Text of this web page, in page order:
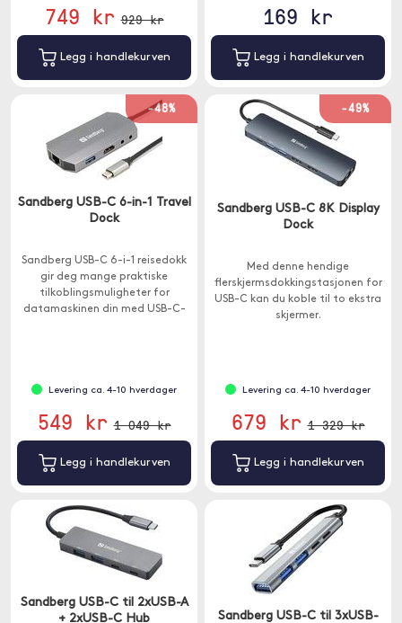
749 kr 929 kr
Legg i handlekurven
169 kr
Legg i handlekurven
-48%
Sandberg USB-C 6-in-1 Travel
Dock
Sandberg USB-C 6-i-1 reisedokk
gir deg mange praktiske
tilkoblingsmuligheter for
datamaskinen din med USB-C-
Levering ca. 4-10 hverdager
549 kr 1 049 kr
Legg i handlekurven
-49%
Sandberg USB-C 8K Display
Dock
Med denne hendige
flerskjermsdokkingstasjonen for
USB-C kan du koble til to ekstra
skjermer.
Levering ca. 4-10 hverdager
679 kr 1 329 kr
Legg i handlekurven
Sandberg USB-C til 2xUSB-A
+ 2xUSB-C Hub
Sandberg USB-C til 3xUSB-